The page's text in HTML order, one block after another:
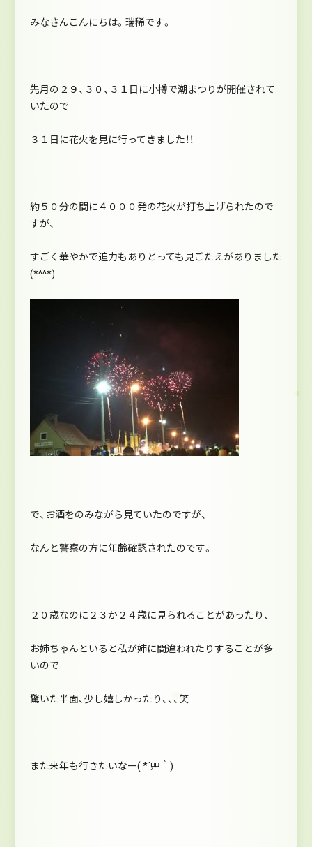
みなさんこんにちは。瑞稀です。
先月の２９、３０、３１日に小樽で潮まつりが開催されて
いたので
３１日に花火を見に行ってきました！！
約５０分の間に４０００発の花火が打ち上げられたので
すが、
すごく華やかで迫力もありとっても見ごたえがありました
(*^^*)
で、お酒をのみながら見ていたのですが、
なんと警察の方に年齢確認されたのです。
２０歳なのに２３か２４歳に見られることがあったり、
お姉ちゃんといると私が姉に間違われたりすることが多
いので
驚いた半面、少し嬉しかったり、、、笑
また来年も行きたいなー( *´艸｀)